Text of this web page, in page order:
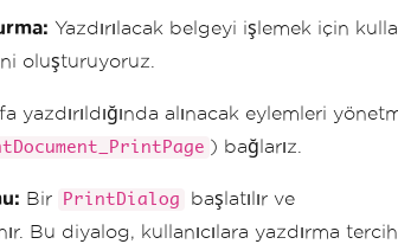
Yazdırılacak belgeyi işlemek için
oluşturuyoruz.
yazdırıldığında alınacak eylemleri
) bağlarız.
Bir PrintDialog başlatılır ve
Bu diyalog, kullanıcılara yazdırma